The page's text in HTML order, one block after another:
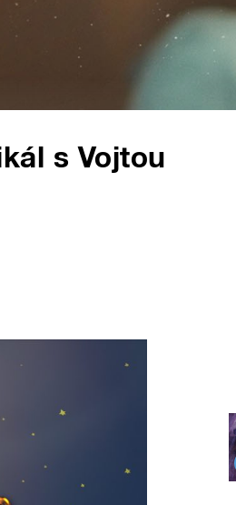
s Vojtou